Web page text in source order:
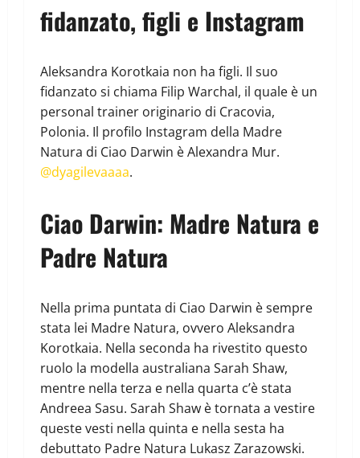
fidanzato, figli e Instagram
Aleksandra Korotkaia non ha figli. Il suo
fidanzato si chiama Filip Warchal, il quale è un
personal trainer originario di Cracovia,
Polonia. Il profilo Instagram della Madre
Natura di Ciao Darwin è Alexandra Mur.
@dyagilevaaaa.
Ciao Darwin: Madre Natura e
Padre Natura
Nella prima puntata di Ciao Darwin è sempre
stata lei Madre Natura, ovvero Aleksandra
Korotkaia. Nella seconda ha rivestito questo
ruolo la modella australiana Sarah Shaw,
mentre nella terza e nella quarta c’è stata
Andreea Sasu. Sarah Shaw è tornata a vestire
queste vesti nella quinta e nella sesta ha
debuttato Padre Natura Lukasz Zarazowski.